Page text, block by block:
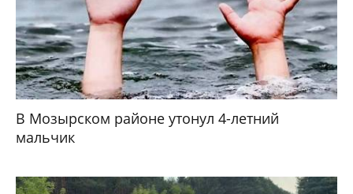
В Мозырском районе утонул 4-летний
мальчик